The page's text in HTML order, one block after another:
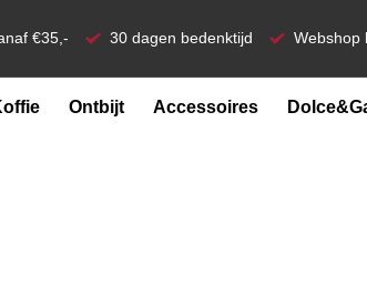
€35,- 30 dagen bedenktijd Webshop
Ontbijt Accessoires